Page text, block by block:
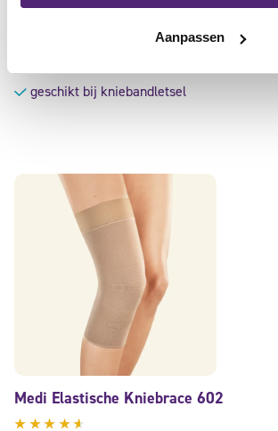
Aanpassen
Gewaardeerd
beschermt zijdelingse beweging
geschikt bij kniebandletsel
Medi Elastische Kniebrace 602